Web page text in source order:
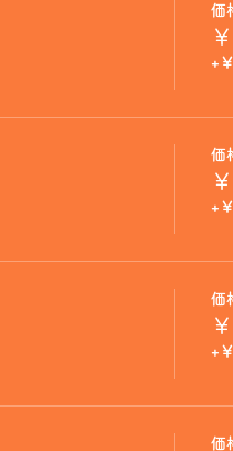
価
+
価
+
価
+
価